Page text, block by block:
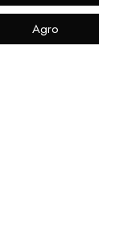
Agro